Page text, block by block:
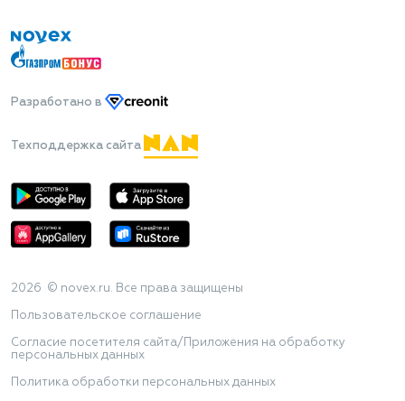
Разработано в
Техподдержка сайта
2026 © novex.ru. Все права защищены
Пользовательское соглашение
Согласие посетителя сайта/Приложения на обработку
персональных данных
Политика обработки персональных данных